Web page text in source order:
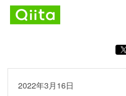
2022年3月16日